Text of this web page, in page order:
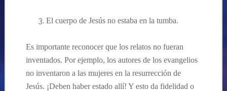
El cuerpo de Jesús no estaba en la tumba.
Es importante reconocer que los relatos no fueran
inventados. Por ejemplo, los autores de los evangelios
no inventaron a las mujeres en la resurrección de
Jesús. ¡Deben haber estado allí! Y esto da fidelidad o